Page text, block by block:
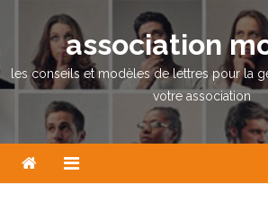
content
association
les conseils et modèles de lettres pour la
votre association